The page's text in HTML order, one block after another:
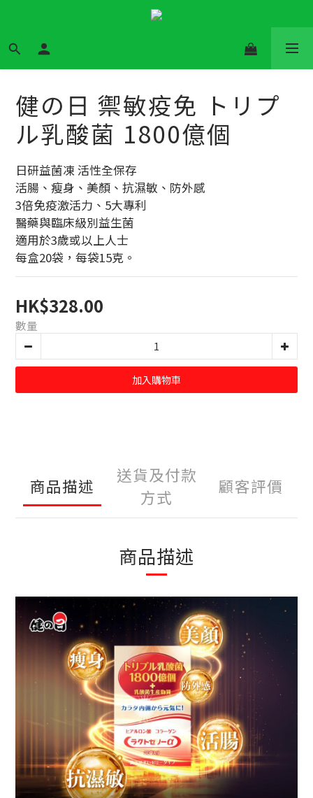
健の日 禦敏疫免 トリプ
ル乳酸菌 1800億個
日研益菌凍 活性全保存
活腸、瘦身、美顏、抗濕敏、防外感
3倍免疫激活力、5大專利
醫藥與臨床級別益生菌
適用於3歲或以上人士
每盒20袋，每袋15克。
HK$328.00
數量
加入購物車
商品描述
送貨及付款
方式
顧客評價
商品描述